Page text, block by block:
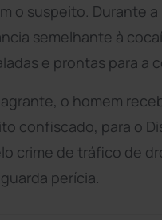
o suspeito. Durante
semelhante à
e prontas para a
o homem
confiscado, para o
crime de tráfico de
perícia.